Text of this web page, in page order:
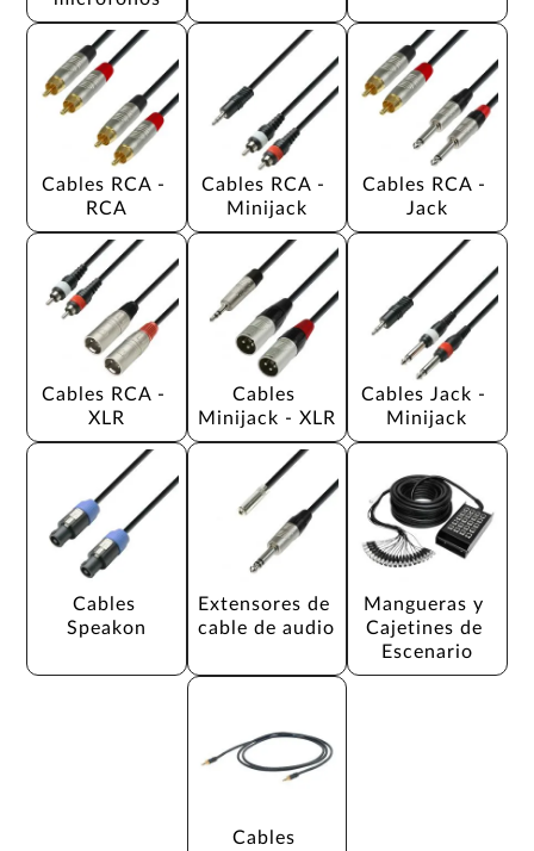
Cables RCA -
RCA
Cables RCA -
Minijack
Cables RCA -
Jack
Cables RCA -
XLR
Cables
Minijack - XLR
Cables Jack -
Minijack
Cables
Speakon
Extensores de
cable de audio
Mangueras y
Cajetines de
Escenario
Cables